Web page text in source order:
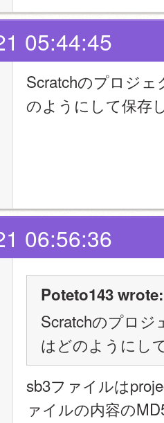
05:44:45
Scratchのプロジ
のようにして保存
06:56:36
Poteto143 wrote:
Scratchのプロジ
はどのようにし
sb3ファイルは
ァイルの内容の